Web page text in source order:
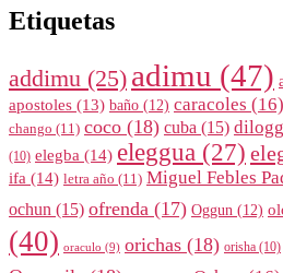
Etiquetas
addimu (25) adimu (47)
apostoles (13) baño (12) caracoles (16)
chango (11) coco (18) cuba (15)
(10) elegba (14) eleggua (27)
ifa (14) letra año (11) Miguel Febles
ochun (15) ofrenda (17) Oggun (12)
(40) oraculo (9) orichas (18) orisha (10)